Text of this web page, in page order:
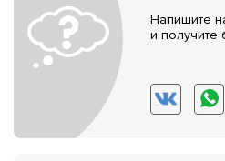
Напишите
и получите